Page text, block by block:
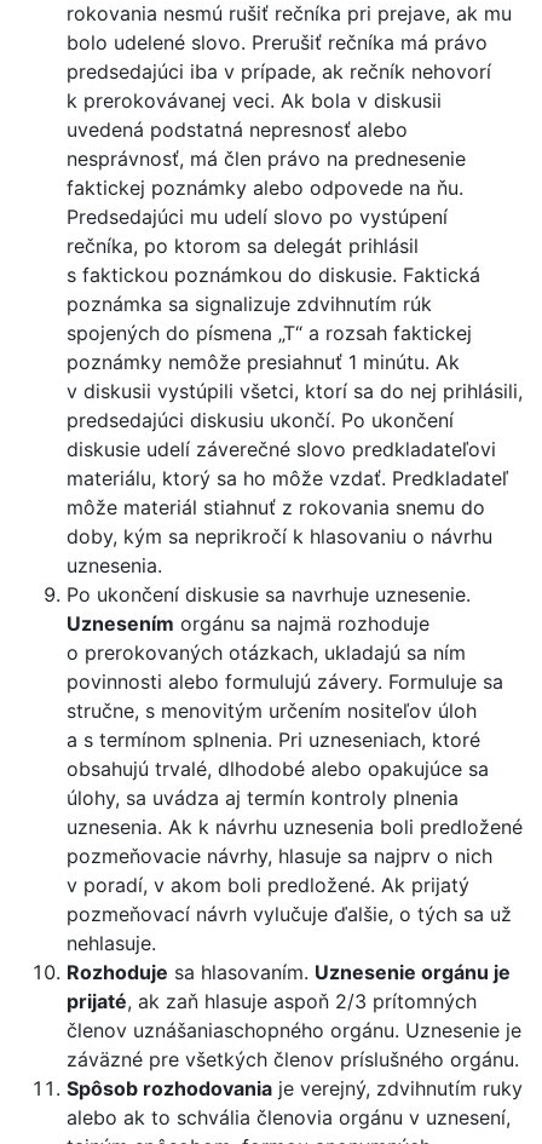
rokovania nesmú rušiť rečníka pri prejave, ak mu
bolo udelené slovo. Prerušiť rečníka má právo
predsedajúci iba v prípade, ak rečník nehovorí
k prerokovávanej veci. Ak bola v diskusii
uvedená podstatná nepresnosť alebo
nesprávnosť, má člen právo na prednesenie
faktickej poznámky alebo odpovede na ňu.
Predsedajúci mu udelí slovo po vystúpení
rečníka, po ktorom sa delegát prihlásil
s faktickou poznámkou do diskusie. Faktická
poznámka sa signalizuje zdvihnutím rúk
spojených do písmena „T“ a rozsah faktickej
poznámky nemôže presiahnuť 1 minútu. Ak
v diskusii vystúpili všetci, ktorí sa do nej prihlásili,
predsedajúci diskusiu ukončí. Po ukončení
diskusie udelí záverečné slovo predkladateľovi
materiálu, ktorý sa ho môže vzdať. Predkladateľ
môže materiál stiahnuť z rokovania snemu do
doby, kým sa neprikročí k hlasovaniu o návrhu
uznesenia.
Po ukončení diskusie sa navrhuje uznesenie.
Uznesením orgánu sa najmä rozhoduje
o prerokovaných otázkach, ukladajú sa ním
povinnosti alebo formulujú závery. Formuluje sa
stručne, s menovitým určením nositeľov úloh
a s termínom splnenia. Pri uzneseniach, ktoré
obsahujú trvalé, dlhodobé alebo opakujúce sa
úlohy, sa uvádza aj termín kontroly plnenia
uznesenia. Ak k návrhu uznesenia boli predložené
pozmeňovacie návrhy, hlasuje sa najprv o nich
v poradí, v akom boli predložené. Ak prijatý
pozmeňovací návrh vylučuje ďalšie, o tých sa už
nehlasuje.
Rozhoduje sa hlasovaním. Uznesenie orgánu je
prijaté, ak zaň hlasuje aspoň 2/3 prítomných
členov uznášaniaschopného orgánu. Uznesenie je
záväzné pre všetkých členov príslušného orgánu.
Spôsob rozhodovania je verejný, zdvihnutím ruky
alebo ak to schvália členovia orgánu v uznesení,